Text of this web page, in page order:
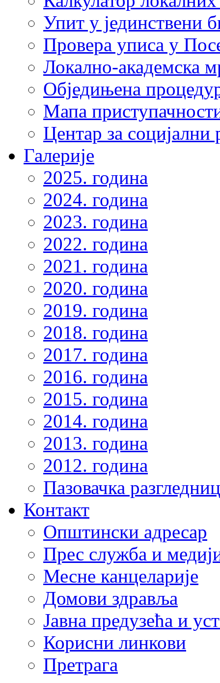
Упит у јединствени
Провера уписа у
Локално-академска
Обједињена
Мапа
Центар за
Галерије
2025. година
2024. година
2023. година
2022. година
2021. година
2020. година
2019. година
2018. година
2017. година
2016. година
2015. година
2014. година
2013. година
2012. година
Пазовачка
Контакт
Општински адресар
Прес служба и
Месне канцеларије
Домови здравља
Јавна предузећа и
Корисни линкови
Претрага